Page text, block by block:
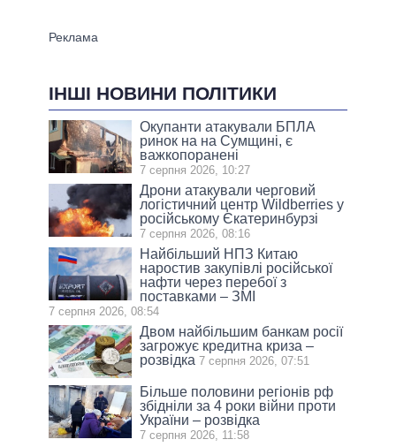
ІНШІ НОВИНИ ПОЛІТИКИ
Окупанти атакували БПЛА
ринок на на Сумщині, є
важкопоранені
7 серпня 2026, 10:27
Дрони атакували черговий
логістичний центр Wildberries у
російському Єкатеринбурзі
7 серпня 2026, 08:16
Найбільший НПЗ Китаю
наростив закупівлі російської
нафти через перебої з
поставками – ЗМІ
7 серпня 2026, 08:54
Двом найбільшим банкам росії
загрожує кредитна криза –
розвідка 7 серпня 2026, 07:51
Більше половини регіонів рф
збідніли за 4 роки війни проти
України – розвідка
7 серпня 2026, 11:58